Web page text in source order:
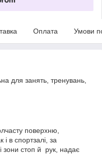
Оплата Умови
для занять, тренувань,
поверхню,
в спортзалі, за
зони стоп й рук, надає